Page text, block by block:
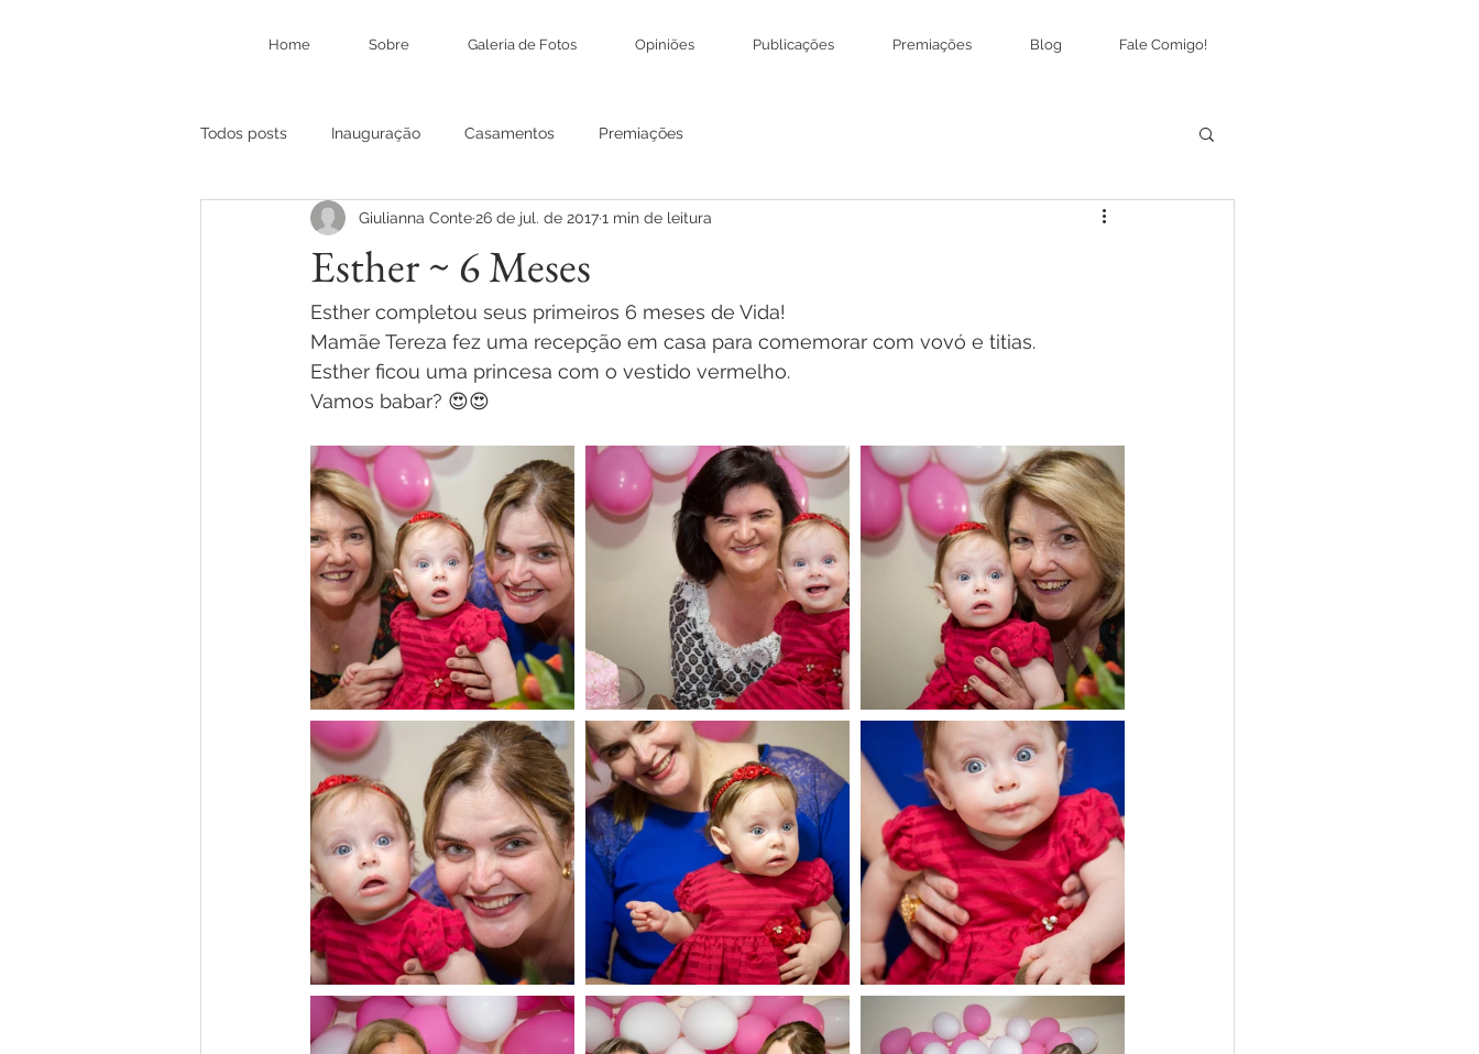
Home Sobre Galeria de Fotos Opiniões Publicações Premiações Blog Fale Comigo!
Todos posts Inauguração Casamentos Premiações
Esther ~ 6 Meses
Giulianna Conte26 de jul. de 20171 min de leitura
Esther completou seus primeiros 6 meses de Vida!
Mamãe Tereza fez uma recepção em casa para comemorar com vovó e titias.
Esther ficou uma princesa com o vestido vermelho.
Vamos babar? 😍😍